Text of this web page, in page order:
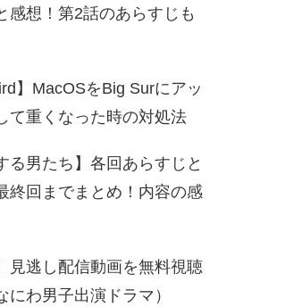
感想！第2話のあらすじも
】MacOSをBig Surにアッ
て重くなった時の対処法
る男たち】各回あらすじと
終回までまとめ！内容の感
見逃し配信動画を無料視聴
にわ男子出演ドラマ）